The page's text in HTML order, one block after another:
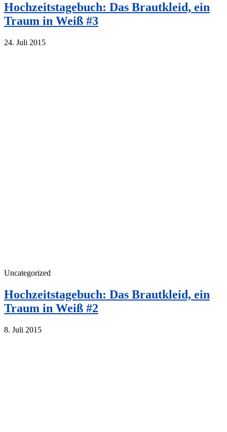
Hochzeitstagebuch: Das Brautkleid, ein
Traum in Weiß #3
24. Juli 2015
Uncategorized
Hochzeitstagebuch: Das Brautkleid, ein
Traum in Weiß #2
8. Juli 2015